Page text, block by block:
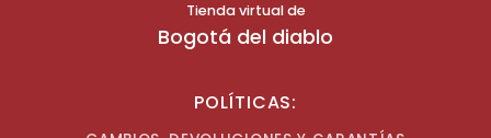
Tienda virtual de
Bogotá del diablo
POLÍTICAS: